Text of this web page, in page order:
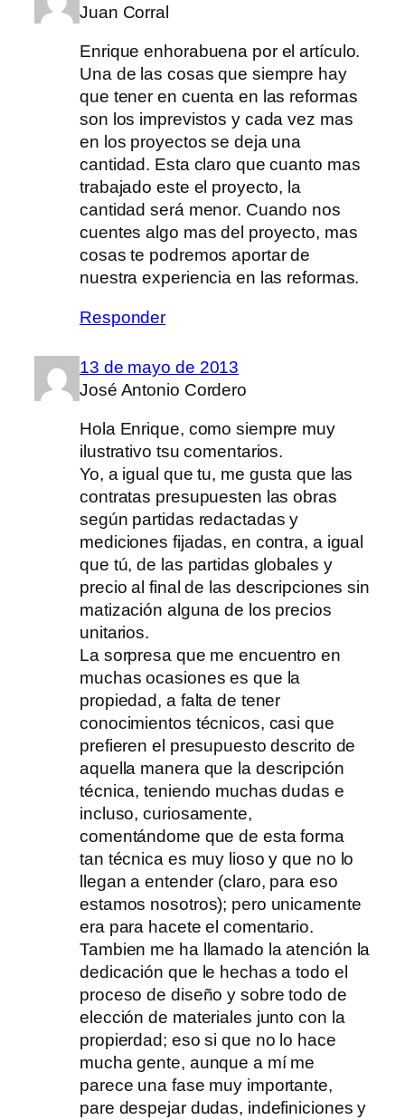
Juan Corral
Enrique enhorabuena por el artículo.
Una de las cosas que siempre hay
que tener en cuenta en las reformas
son los imprevistos y cada vez mas
en los proyectos se deja una
cantidad. Esta claro que cuanto mas
trabajado este el proyecto, la
cantidad será menor. Cuando nos
cuentes algo mas del proyecto, mas
cosas te podremos aportar de
nuestra experiencia en las reformas.
Responder
13 de mayo de 2013
José Antonio Cordero
Hola Enrique, como siempre muy
ilustrativo tsu comentarios.
Yo, a igual que tu, me gusta que las
contratas presupuesten las obras
según partidas redactadas y
mediciones fijadas, en contra, a igual
que tú, de las partidas globales y
precio al final de las descripciones sin
matización alguna de los precios
unitarios.
La sorpresa que me encuentro en
muchas ocasiones es que la
propiedad, a falta de tener
conocimientos técnicos, casi que
prefieren el presupuesto descrito de
aquella manera que la descripción
técnica, teniendo muchas dudas e
incluso, curiosamente,
comentándome que de esta forma
tan técnica es muy lioso y que no lo
llegan a entender (claro, para eso
estamos nosotros); pero unicamente
era para hacete el comentario.
Tambien me ha llamado la atención la
dedicación que le hechas a todo el
proceso de diseño y sobre todo de
elección de materiales junto con la
propierdad; eso si que no lo hace
mucha gente, aunque a mí me
parece una fase muy importante,
pare despejar dudas, indefiniciones y